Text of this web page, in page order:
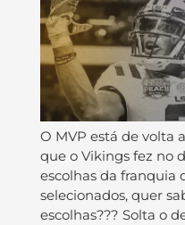
O MVP está de volta
que o Vikings fez no
escolhas da franquia
selecionados, quer
escolhas??? Solta o